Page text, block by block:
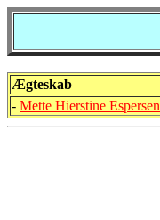
Ægteskab
- Mette Hierstine Espersen